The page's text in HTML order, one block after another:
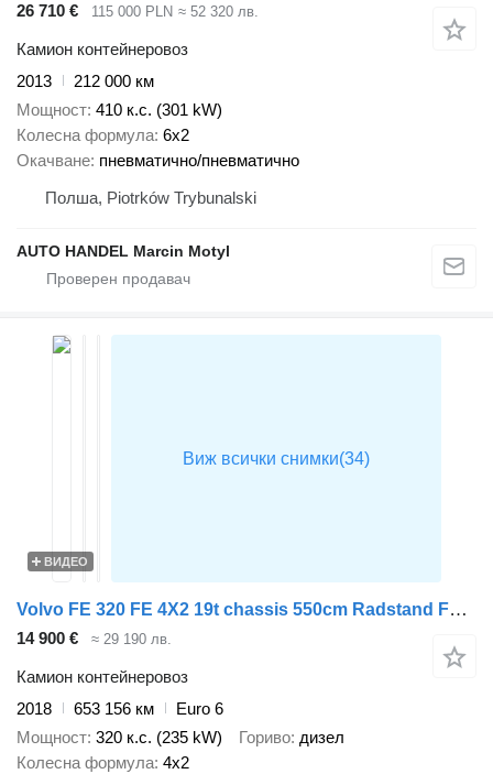
26 710 €
115 000 PLN ≈ 52 320 лв.
Камион контейнеровоз
2013
212 000 км
Мощност 410 к.с. (301 kW)
Колесна формула 6x2
Окачване пневматично/пневматично
Полша, Piotrków Trybunalski
AUTO HANDEL Marcin Motyl
ВИДЕО
Volvo FE 320 FE 4X2 19t chassis 550cm Radstand Full Air 1500kg ladebor
14 900 € ≈ 29 190 лв.
Камион контейнеровоз
2018
653 156 км
Euro 6
Мощност 320 к.с. (235 kW) Гориво дизел
Колесна формула 4x2